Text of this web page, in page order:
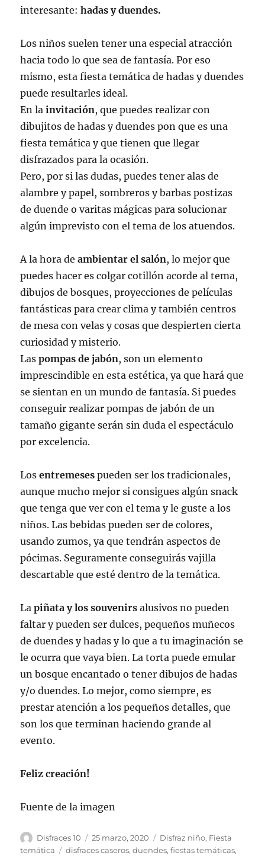
interesante:hadas y duendes.
Los niños suelen tener una especial atracción
hacia todo lo que sea de fantasía. Por eso
mismo, esta fiesta temática de hadas y duendes
puede resultarles ideal.
En lainvitación, que puedes realizar con
dibujitos de hadas y duendes pon que es una
fiesta temática y que tienen que llegar
disfrazados para la ocasión.
Pero, por si las dudas, puedes tener alas de
alambre y papel, sombreros y barbas postizas
de duende o varitas mágicas para solucionar
algún imprevisto con el tema de los atuendos.
A la hora deambientar el salón, lo mejor que
puedes hacer es colgar cotillón acorde al tema,
dibujos de bosques, proyecciones de películas
fantásticas para crear clima y también centros
de mesa con velas y cosas que despierten cierta
curiosidad y misterio.
Laspompas de jabón, son un elemento
imprescindible en esta estética, ya que hará que
se sientan en un mundo de fantasía. Si puedes
conseguir realizar pompas de jabón de un
tamaño gigante serán sin duda el espectáculo
por excelencia.
Losentremeses pueden ser los tradicionales,
aunque mucho mejor si consigues algún snack
que tenga que ver con el tema y le guste a los
niños. Las bebidas pueden ser de colores,
usando zumos, ya que tendrán aspectos de
pócimas. Seguramente conseguirás vajilla
descartable que esté dentro de la temática.
Lapiñata y los souvenirs alusivos no pueden
faltar y pueden ser dulces, pequeños muñecos
de duendes y hadas y lo que a tu imaginación se
le ocurra que vaya bien. La torta puede emular
un bosque encantado o tener dibujos de hadas
y/o duendes. Lo mejor, como siempre, es
prestar atención a los pequeños detalles, que
son los que terminan haciendo grande al
evento.
Feliz creación!
Fuente de la imagen
Autor
Disfraces 10
Publicado
el
25 marzo, 2020 Categorías
Disfraz niño, Fiesta
temática
Etiquetas
disfraces caseros,duendes,fiestas temáticas,